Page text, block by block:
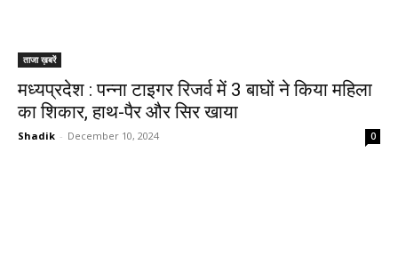
ताजा ख़बरें
मध्यप्रदेश : पन्ना टाइगर रिजर्व में 3 बाघों ने किया महिला
का शिकार, हाथ-पैर और सिर खाया
Shadik - December 10, 2024 0